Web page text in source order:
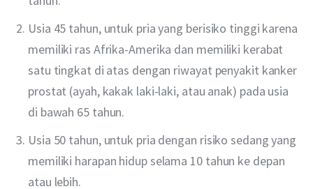
Usia 45 tahun, untuk pria yang berisiko tinggi karena
memiliki ras Afrika-Amerika dan memiliki kerabat
satu tingkat di atas dengan riwayat penyakit kanker
prostat (ayah, kakak laki-laki, atau anak) pada usia
di bawah 65 tahun.
Usia 50 tahun, untuk pria dengan risiko sedang yang
memiliki harapan hidup selama 10 tahun ke depan
atau lebih.